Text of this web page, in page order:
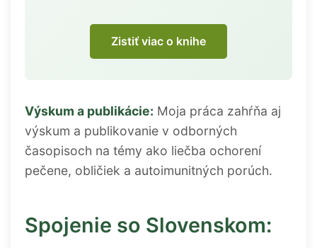
Zistiť viac o knihe
Výskum a publikácie: Moja práca zahŕňa aj
výskum a publikovanie v odborných
časopisoch na témy ako liečba ochorení
pečene, obličiek a autoimunitných porúch.
Spojenie so Slovenskom: